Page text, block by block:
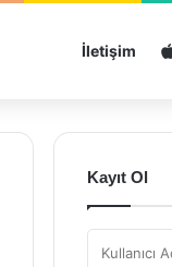
İletişim
Kayıt Ol